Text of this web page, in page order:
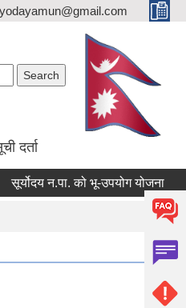
दर्ता
न.पा. को भू-उपयोग योजना